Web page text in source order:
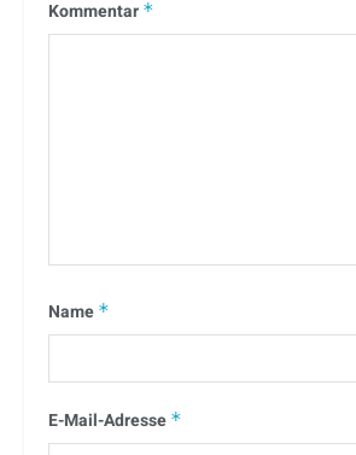
Kommentar *
Name *
E-Mail-Adresse *